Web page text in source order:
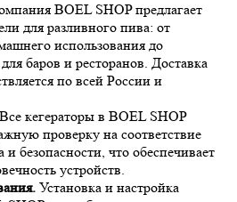
BOEL SHOP предлагает
для разливного пива: от
использования до
баров и ресторанов. Доставка
по всей России и
Все кегераторы в BOEL SHOP
проверку на соответствие
и безопасности, что обеспечивает
устройств.
Установка и настройка